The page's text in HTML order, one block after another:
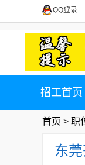
QQ登录
招工首页
首页 > 职
东